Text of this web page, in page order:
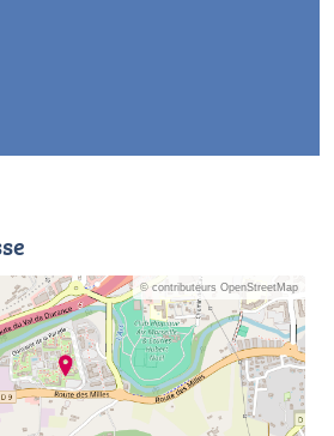
© contributeurs OpenStreetMap